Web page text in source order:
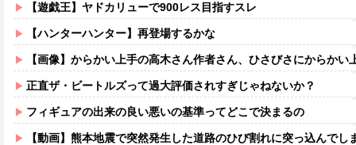
【遊戯王】ヤドカリューで900レス目指すスレ
【ハンターハンター】再登場するかな
【画像】からかい上手の高木さん作者さん、ひさびさにからかい上手の高木
正直ザ・ビートルズって過大評価されすぎじゃねないか？
フィギュアの出来の良い悪いの基準ってどこで決まるの
【動画】熊本地震で突然発生した道路のひび割れに突っ込んでし